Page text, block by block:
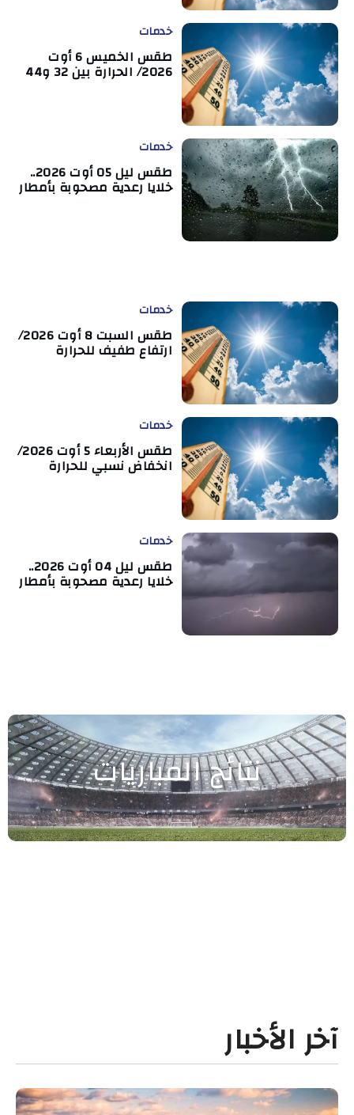
خدمات
طقس الخميس 6 أوت
2026/ الحرارة بين 32 و44
خدمات
طقس ليل 05 أوت 2026..
خلايا رعدية مصحوبة بأمطار
خدمات
طقس السبت 8 أوت 2026/
ارتفاع طفيف للحرارة
خدمات
طقس الأربعاء 5 أوت 2026/
انخفاض نسبي للحرارة
خدمات
طقس ليل 04 أوت 2026..
خلايا رعدية مصحوبة بأمطار
نتائج المباريات
آخر الأخبار